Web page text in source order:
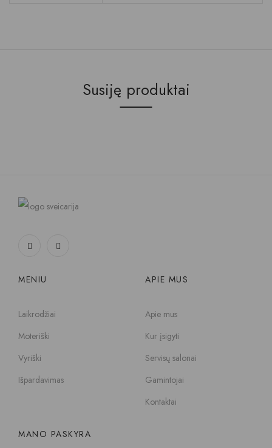
Susiję produktai
MENIU
Laikrodžiai
Moteriški
Vyriški
Išpardavimas
APIE MUS
Apie mus
Kur įsigyti
Servisų salonai
Gamintojai
Kontaktai
MANO PASKYRA